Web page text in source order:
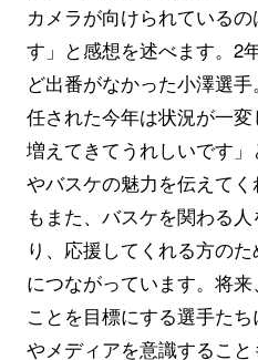
カメラが向けられている
す」と感想を述べます。2
ど出番がなかった小澤選
任された今年は状況が一
増えてきてうれしいです
やバスケの魅力を伝えて
もまた、バスケを関わる
り、応援してくれる方の
につながっています。将
ことを目標にする選手た
やメディアを意識するこ